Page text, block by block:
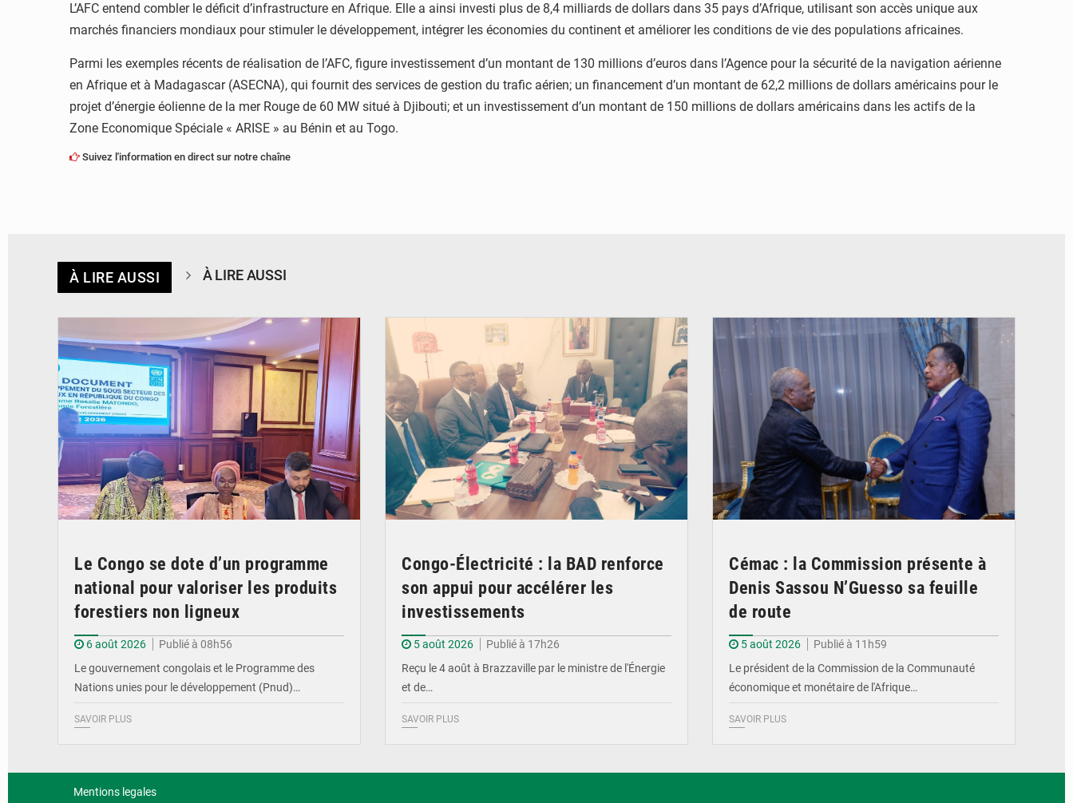
L’AFC entend combler le déficit d’infrastructure en Afrique. Elle a ainsi investi plus de 8,4 milliards de dollars dans 35 pays d’Afrique, utilisant son accès unique aux
marchés financiers mondiaux pour stimuler le développement, intégrer les économies du continent et améliorer les conditions de vie des populations africaines.
Parmi les exemples récents de réalisation de l’AFC, figure investissement d’un montant de 130 millions d’euros dans l’Agence pour la sécurité de la navigation aérienne
en Afrique et à Madagascar (ASECNA), qui fournit des services de gestion du trafic aérien; un financement d’un montant de 62,2 millions de dollars américains pour le
projet d’énergie éolienne de la mer Rouge de 60 MW situé à Djibouti; et un investissement d’un montant de 150 millions de dollars américains dans les actifs de la
Zone Economique Spéciale « ARISE » au Bénin et au Togo.
Suivez l'information en direct sur notre chaîne
À LIRE AUSSI À LIRE AUSSI
Le Congo se dote d’un programme
national pour valoriser les produits
forestiers non ligneux
6 août 2026
Publié à 08h56
Le gouvernement congolais et le Programme des
Nations unies pour le développement (Pnud)…
SAVOIR PLUS
Congo-Électricité : la BAD renforce
son appui pour accélérer les
investissements
5 août 2026
Publié à 17h26
Reçu le 4 août à Brazzaville par le ministre de l'Énergie
et de…
SAVOIR PLUS
Cémac : la Commission présente à
Denis Sassou N’Guesso sa feuille
de route
5 août 2026
Publié à 11h59
Le président de la Commission de la Communauté
économique et monétaire de l'Afrique…
SAVOIR PLUS
Mentions legales